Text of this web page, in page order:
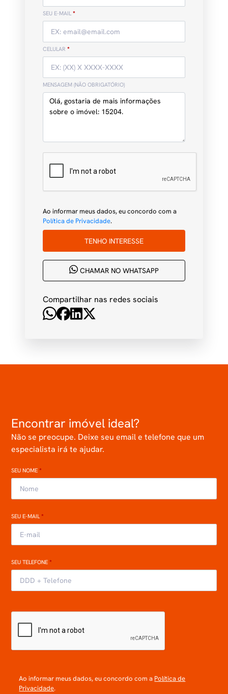
SEU E-MAIL *
CELULAR *
MENSAGEM (NÃO OBRIGATÓRIO)
Ao informar meus dados, eu concordo com a
Política de Privacidade.
TENHO INTERESSE
CHAMAR NO WHATSAPP
Compartilhar nas redes sociais
Encontrar imóvel ideal?
Não se preocupe. Deixe seu email e telefone que um
especialista irá te ajudar.
SEU NOME*
SEU E-MAIL*
SEU TELEFONE*
Ao informar meus dados, eu concordo com a Política de
Privacidade.